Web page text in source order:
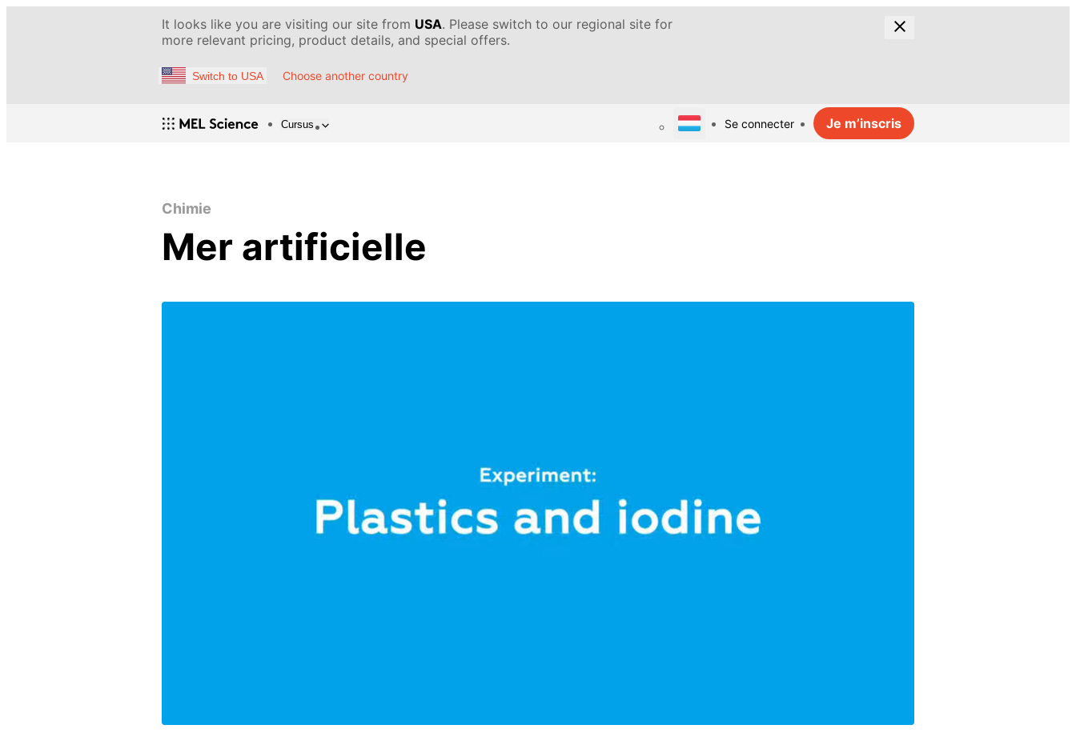
It looks like you are visiting our site from USA. Please switch to our regional site for
more relevant pricing, product details, and special offers.
Switch to USA Choose another country
Cursus Se connecter Je m’inscris
Chimie
Mer artificielle